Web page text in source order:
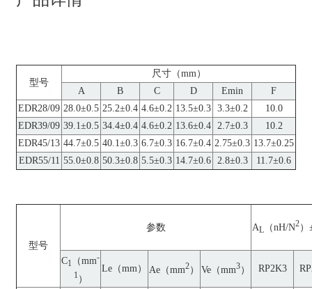
型号
尺寸（mm）
A
B C D Emin
F
EDR28/09 28.0±0.5 25.2±0.4 4.6±0.2 13.5±0.3 3.3±0.2
10.0
EDR39/09 39.1±0.5 34.4±0.4 4.6±0.2 13.6±0.4 2.7±0.3
10.2
EDR45/13 44.7±0.5 40.1±0.3 6.7±0.3 16.7±0.4 2.75±0.3 13.7±0.25
EDR55/11 55.0±0.8 50.3±0.8 5.5±0.3 14.7±0.6 2.8±0.3 11.7±0.6
型号
参数 AL （nH/N2）
C1 （mm-
1 ）
Le（mm） Ae（mm2） Ve（mm3） RP2K3